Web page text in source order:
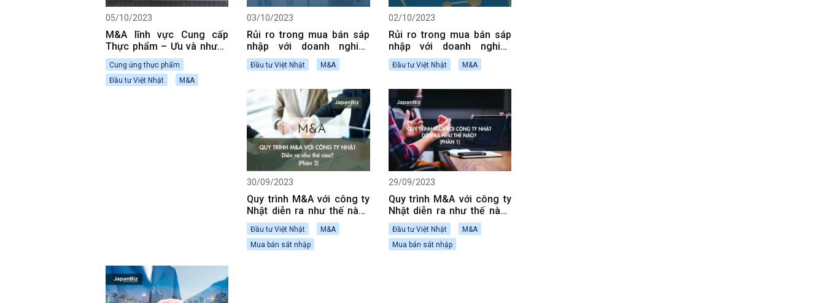
05/10/2023
M&A lĩnh vực Cung cấp
Thực phẩm – Ưu và nhược
điểm khi triển khai
Cung ứng thực phẩm
Đầu tư Việt Nhật
M&A
03/10/2023
Rủi ro trong mua bán sáp
nhập với doanh nghiệp
Nhật Bản (Phần 2)
Đầu tư Việt Nhật M&A
02/10/2023
Rủi ro trong mua bán sáp
nhập với doanh nghiệp
Nhật Bản (Phần 1)
Đầu tư Việt Nhật M&A
30/09/2023
Quy trình M&A với công ty
Nhật diễn ra như thế nào?
(Phần 2)
Đầu tư Việt Nhật
M&A
Mua bán sát nhập
29/09/2023
Quy trình M&A với công ty
Nhật diễn ra như thế nào?
(Phần 1)
Đầu tư Việt Nhật
M&A
Mua bán sát nhập